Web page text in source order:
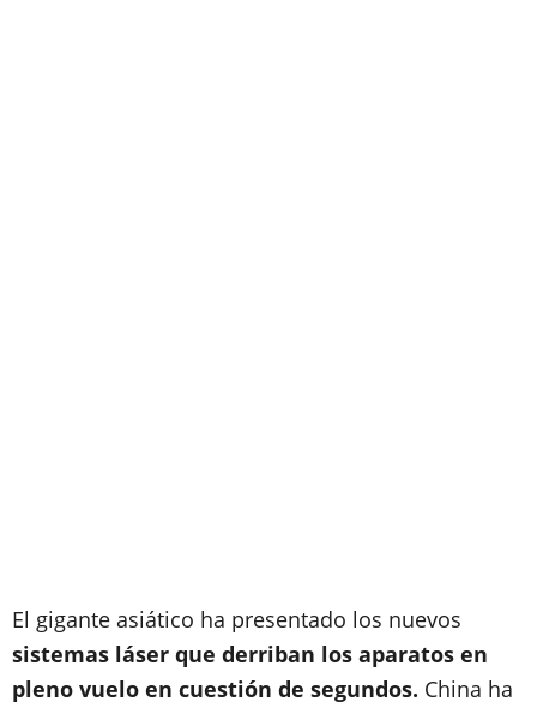
El gigante asiático ha presentado los nuevos
sistemas láser que derriban los aparatos en
pleno vuelo en cuestión de segundos. China ha